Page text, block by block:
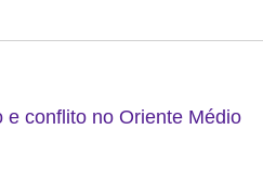
conflito no Oriente Médio